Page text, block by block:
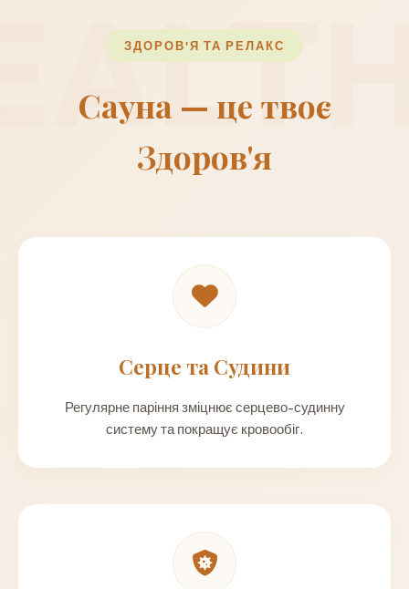
ЗДОРОВ'Я ТА РЕЛАКС
Сауна — це твоє
Здоров'я
Серце та Судини
Регулярне паріння зміцнює серцево-судинну
систему та покращує кровообіг.